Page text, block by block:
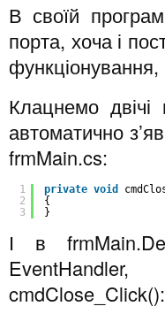
В своїй
порта, хоча і
Клацнемо
автоматично
frmMain.cs:
1
2
3
private void
{
}
І в
cmdClose_Click():